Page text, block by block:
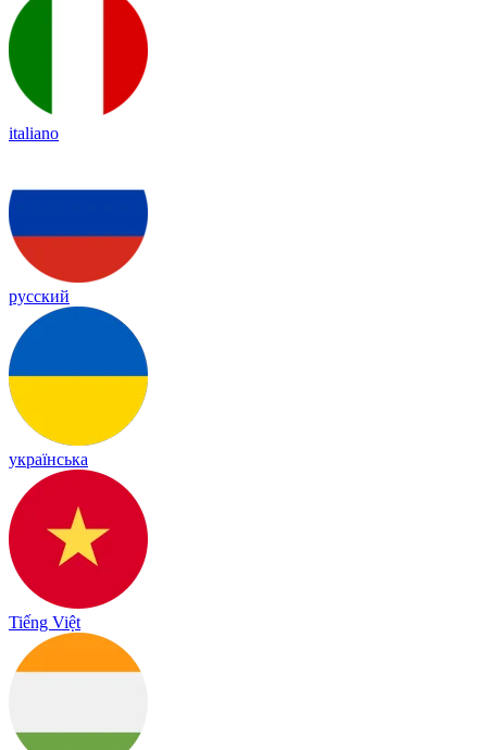
italiano
русский
українська
Tiếng Việt